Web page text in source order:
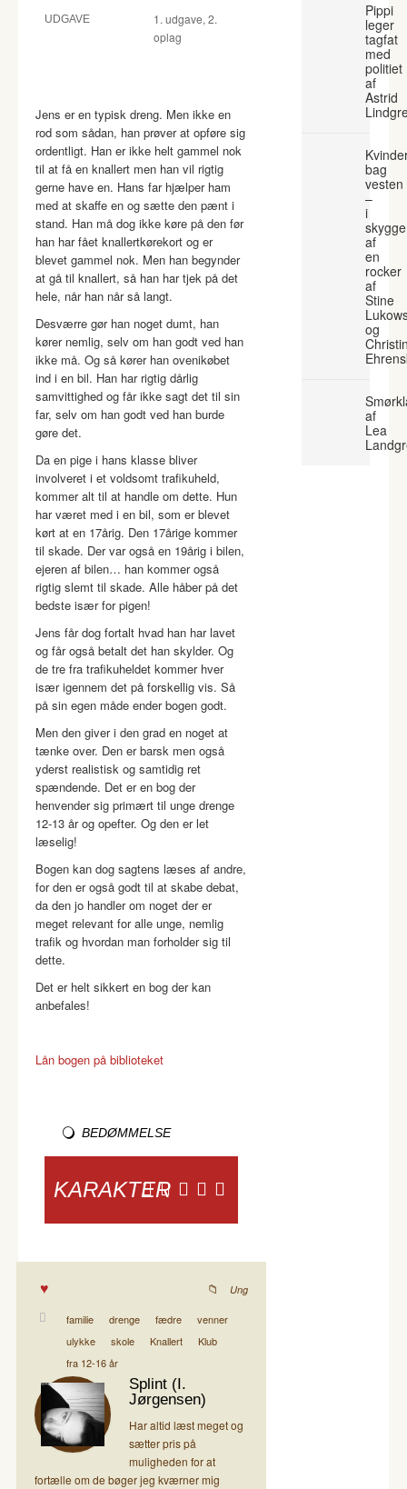
UDGAVE
1. udgave, 2.
oplag
Jens er en typisk dreng. Men ikke en
rod som sådan, han prøver at opføre sig
ordentligt. Han er ikke helt gammel nok
til at få en knallert men han vil rigtig
gerne have en. Hans far hjælper ham
med at skaffe en og sætte den pænt i
stand. Han må dog ikke køre på den før
han har fået knallertkørekort og er
blevet gammel nok. Men han begynder
at gå til knallert, så han har tjek på det
hele, når han når så langt.
Desværre gør han noget dumt, han
kører nemlig, selv om han godt ved han
ikke må. Og så kører han ovenikøbet
ind i en bil. Han har rigtig dårlig
samvittighed og får ikke sagt det til sin
far, selv om han godt ved han burde
gøre det.
Da en pige i hans klasse bliver
involveret i et voldsomt trafikuheld,
kommer alt til at handle om dette. Hun
har været med i en bil, som er blevet
kørt at en 17årig. Den 17årige kommer
til skade. Der var også en 19årig i bilen,
ejeren af bilen… han kommer også
rigtig slemt til skade. Alle håber på det
bedste især for pigen!
Jens får dog fortalt hvad han har lavet
og får også betalt det han skylder. Og
de tre fra trafikuheldet kommer hver
især igennem det på forskellig vis. Så
på sin egen måde ender bogen godt.
Men den giver i den grad en noget at
tænke over. Den er barsk men også
yderst realistisk og samtidig ret
spændende. Det er en bog der
henvender sig primært til unge drenge
12-13 år og opefter. Og den er let
læselig!
Bogen kan dog sagtens læses af andre,
for den er også godt til at skabe debat,
da den jo handler om noget der er
meget relevant for alle unge, nemlig
trafik og hvordan man forholder sig til
dette.
Det er helt sikkert en bog der kan
anbefales!
Lån bogen på biblioteket
BEDØMMELSE
KARAKTER
Ung
familie drenge fædre
venner
ulykke
skole Knallert
Klub
fra 12-16 år
Splint (I.
Jørgensen)
Har altid læst meget og
sætter pris på
muligheden for at
fortælle om de bøger jeg kværner mig
Pippi
leger
tagfat
med
politiet
af
Astrid
bag
vesten
–
i
af
en
rocker
af
Stine
og
af
Lea